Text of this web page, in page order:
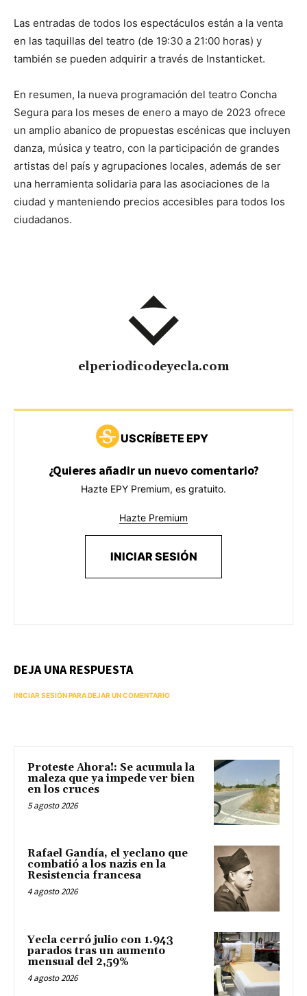
Las entradas de todos los espectáculos están a la venta
en las taquillas del teatro (de 19:30 a 21:00 horas) y
también se pueden adquirir a través de Instanticket.
En resumen, la nueva programación del teatro Concha
Segura para los meses de enero a mayo de 2023 ofrece
un amplio abanico de propuestas escénicas que incluyen
danza, música y teatro, con la participación de grandes
artistas del país y agrupaciones locales, además de ser
una herramienta solidaria para las asociaciones de la
ciudad y manteniendo precios accesibles para todos los
ciudadanos.
elperiodicodeyecla.com
USCRÍBETE EPY
¿Quieres añadir un nuevo comentario?
Hazte EPY Premium, es gratuito.
Hazte Premium
INICIAR SESIÓN
DEJA UNA RESPUESTA
INICIAR SESIÓN PARA DEJAR UN COMENTARIO
Proteste Ahora!: Se acumula la
maleza que ya impede ver bien
en los cruces
5 agosto 2026
Rafael Gandía, el yeclano que
combatió a los nazis en la
Resistencia francesa
4 agosto 2026
Yecla cerró julio con 1.943
parados tras un aumento
mensual del 2,59%
4 agosto 2026